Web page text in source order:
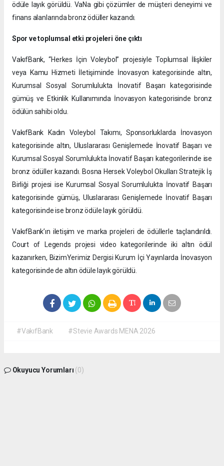
ödüle layık görüldü. VaNa gibi çözümler de müşteri deneyimi ve
finans alanlarında bronz ödüller kazandı.
Spor ve toplumsal etki projeleri öne çıktı
VakıfBank, “Herkes İçin Voleybol” projesiyle Toplumsal İlişkiler
veya Kamu Hizmeti İletişiminde İnovasyon kategorisinde altın,
Kurumsal Sosyal Sorumlulukta İnovatif Başarı kategorisinde
gümüş ve Etkinlik Kullanımında İnovasyon kategorisinde bronz
ödülün sahibi oldu.
VakıfBank Kadın Voleybol Takımı, Sponsorluklarda İnovasyon
kategorisinde altın, Uluslararası Genişlemede İnovatif Başarı ve
Kurumsal Sosyal Sorumlulukta İnovatif Başarı kategorilerinde ise
bronz ödüller kazandı. Bosna Hersek Voleybol Okulları Stratejik İş
Birliği projesi ise Kurumsal Sosyal Sorumlulukta İnovatif Başarı
kategorisinde gümüş, Uluslararası Genişlemede İnovatif Başarı
kategorisinde ise bronz ödüle layık görüldü.
VakıfBank’ın iletişim ve marka projeleri de ödüllerle taçlandırıldı.
Court of Legends projesi video kategorilerinde iki altın ödül
kazanırken, BizimYerimiz Dergisi Kurum İçi Yayınlarda İnovasyon
kategorisinde de altın ödüle layık görüldü.
#VakıfBank #Stevie Awards MENA 2026
Okuyucu Yorumları (0)